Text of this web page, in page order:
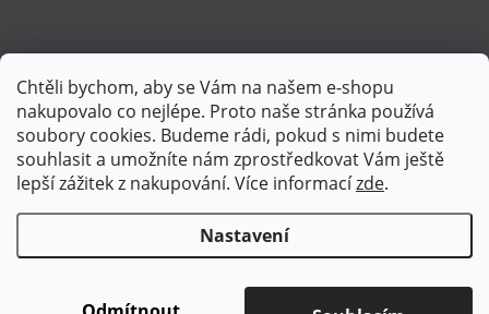
Chtěli bychom, aby se Vám na našem e-shopu
nakupovalo co nejlépe. Proto naše stránka používá
soubory cookies. Budeme rádi, pokud s nimi budete
souhlasit a umožníte nám zprostředkovat Vám ještě
lepší zážitek z nakupování. Více informacízde.
Nastavení
Sledovat na Instagramu
Copyright 2026Brotex | Kvalitní bytový textil. Všechna práva
Upravit nastavení cookies